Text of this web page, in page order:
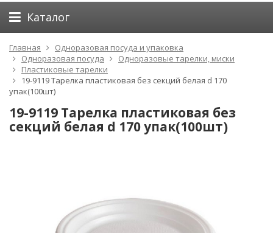
Каталог
Главная
Одноразовая посуда и упаковка
Одноразовая посуда
Одноразовые тарелки, миски
Пластиковые тарелки
19-9119 Тарелка пластиковая без секций белая d 170
упак(100шт)
19-9119 Тарелка пластиковая без
секций белая d 170 упак(100шт)